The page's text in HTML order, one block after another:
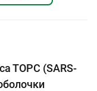
ТОРС (SARS-